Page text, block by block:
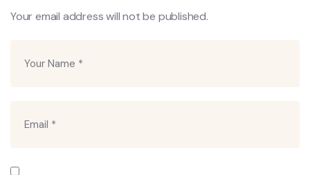
Your email address will not be published.